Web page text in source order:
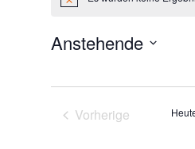
Hinweis
Anstehende
Vorherige